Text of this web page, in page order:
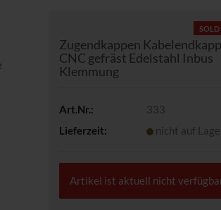
Zugendkappen
CNC gefräst Edelstahl Inbus
Klemmung
Art.Nr.:
333
Lieferzeit:
nicht auf
Artikel ist aktuell nicht